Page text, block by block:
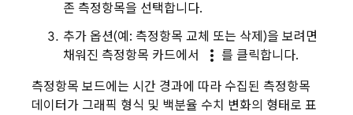
존 측정항목을 선택합니다.
추가 옵션(예: 측정항목 교체 또는 삭제)을 보려면
채워진 측정항목 카드에서
more_vert 를 클릭합니다.
측정항목 보드에는 시간 경과에 따라 수집된 측정항목
데이터가 그래픽 형식 및 백분율 수치 변화의 형태로 표